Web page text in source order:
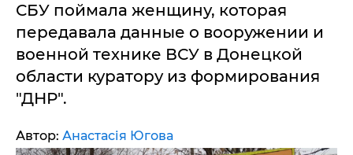
СБУ поймала женщину, которая
передавала данные о вооружении и
военной технике ВСУ в Донецкой
области куратору из формирования
"ДНР".
Автор: Анастасія Югова